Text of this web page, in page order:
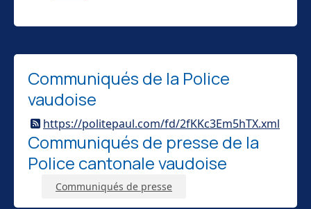
Communiqués de la Police
vaudoise
https://politepaul.com/fd/2fKKc3Em5hTX.xml
Communiqués de presse de la
Police cantonale vaudoise
Communiqués de presse